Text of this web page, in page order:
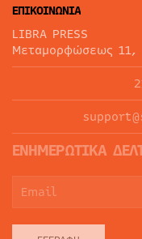
ΕΠΙΚΟΙΝΩΝΙΑ
LIBRA PRESS
Μεταμορφώσεως 11,
ΕΝΗΜΕΡΩΤΙΚΑ